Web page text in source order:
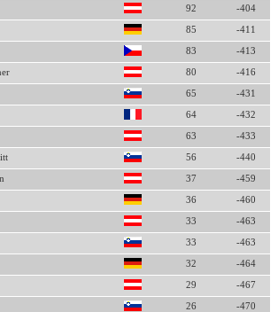
92 -404
85 -411
83 -413
80 -416
65 -431
64 -432
63 -433
56 -440
37 -459
36 -460
33 -463
33 -463
32 -464
29 -467
26 -470